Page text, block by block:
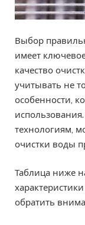
Выбор
имеет
качество
учитывать не
особенности,
технологиям,
очистки воды
Таблица ниже
обратить